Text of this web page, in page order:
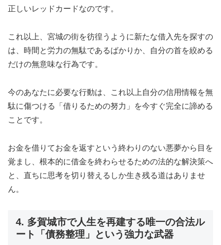
正しいレッドカードなのです。
これ以上、宮城の街を彷徨うように新たな借入先を探すの
は、時間と労力の無駄であるばかりか、自分の首を絞める
だけの無意味な行為です。
今のあなたに必要な行動は、これ以上自分の信用情報を無
駄に傷つける「借りるための努力」を今すぐ完全に諦める
ことです。
お金を借りてお金を返すという終わりのない悪夢から目を
覚まし、根本的に借金を終わらせるための法的な解決策へ
と、直ちに思考を切り替えるしか生き残る道はありませ
ん。
4. 多賀城市で人生を再建する唯一の合法ル
ート「債務整理」という強力な武器